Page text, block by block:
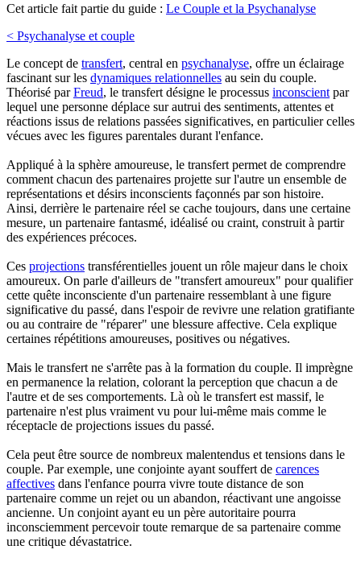
Cet article fait partie du guide : Le Couple et la Psychanalyse
< Psychanalyse et couple
Le concept de transfert, central en psychanalyse, offre un éclairage
fascinant sur les dynamiques relationnelles au sein du couple.
Théorisé parFreud, le transfert désigne le processus inconscient par
lequel une personne déplace sur autrui des sentiments, attentes et
réactions issus de relations passées significatives, en particulier celles
vécues avec les figures parentales durant l'enfance.
Appliqué à la sphère amoureuse, le transfert permet de comprendre
comment chacun des partenaires projette sur l'autre un ensemble de
représentations et désirs inconscients façonnés par son histoire.
Ainsi, derrière le partenaire réel se cache toujours, dans une certaine
mesure, un partenaire fantasmé, idéalisé ou craint, construit à partir
des expériences précoces.
Ces projections transférentielles jouent un rôle majeur dans le choix
amoureux. On parle d'ailleurs de "transfert amoureux" pour qualifier
cette quête inconsciente d'un partenaire ressemblant à une figure
significative du passé, dans l'espoir de revivre une relation gratifiante
ou au contraire de "réparer" une blessure affective. Cela explique
certaines répétitions amoureuses, positives ou négatives.
Mais le transfert ne s'arrête pas à la formation du couple. Il imprègne
en permanence la relation, colorant la perception que chacun a de
l'autre et de ses comportements. Là où le transfert est massif, le
partenaire n'est plus vraiment vu pour lui-même mais comme le
réceptacle de projections issues du passé.
Cela peut être source de nombreux malentendus et tensions dans le
couple. Par exemple, une conjointe ayant souffert de carences
affectives dans l'enfance pourra vivre toute distance de son
partenaire comme un rejet ou un abandon, réactivant une angoisse
ancienne. Un conjoint ayant eu un père autoritaire pourra
inconsciemment percevoir toute remarque de sa partenaire comme
une critique dévastatrice.